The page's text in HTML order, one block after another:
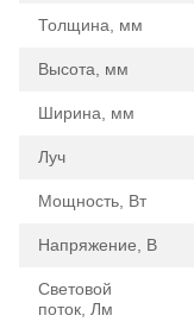
Толщина, мм
Высота, мм
Ширина, мм
Луч
Мощность, Вт
Напряжение, В
Световой
поток, Лм